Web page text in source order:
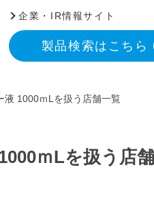
企業・IR情報サイト
製品検索はこちら
液 1000ｍLを扱う店舗一覧
ｍLを扱う店